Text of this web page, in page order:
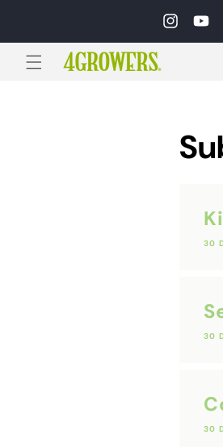
Instagram
30
30
30